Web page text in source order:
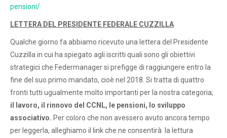
pensioni/
LETTERA DEL PRESIDENTE FEDERALE CUZZILLA
Qualche giorno fa abbiamo ricevuto una lettera del Presidente
Cuzzilla in cui ha spiegato agli iscritti quali sono gli obiettivi
strategici che Federmanager si prefigge di raggiungere entro la
fine del suo primo mandato, cioè nel 2018. Si tratta di quattro
fronti tutti ugualmente molto importanti per la nostra categoria;
il lavoro, il rinnovo del CCNL, le pensioni, lo sviluppo
associativo. Per coloro che non avessero avuto ancora tempo
per leggerla, alleghiamo il link che ne consentirà la lettura